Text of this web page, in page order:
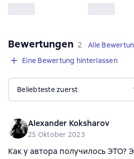
Bewertungen 2
2
Alle
Eine Bewertung hinterlassen
Beliebteste zuerst
Alexander Koksharov
25 Oktober 2023
Как у автора получилось ЭТО?